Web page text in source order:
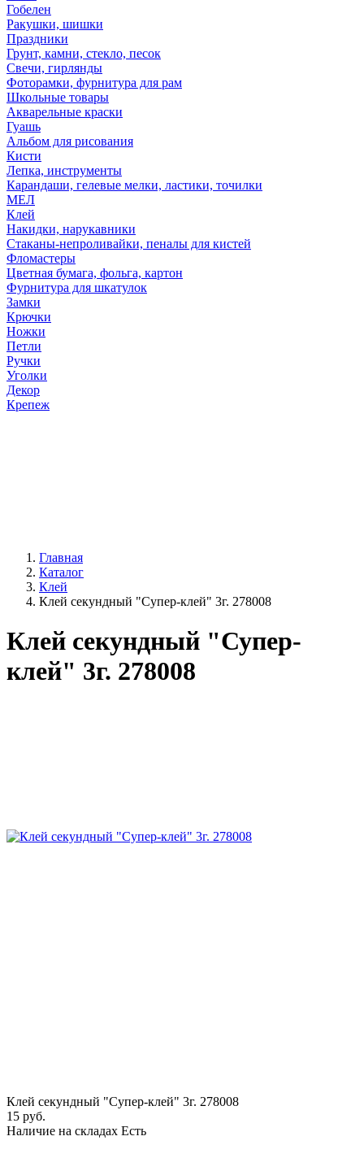
Гобелен
Ракушки, шишки
Праздники
Грунт, камни, стекло, песок
Свечи, гирлянды
Фоторамки, фурнитура для рам
Школьные товары
Акварельные краски
Гуашь
Альбом для рисования
Кисти
Лепка, инструменты
Карандаши, гелевые мелки, ластики, точилки
МЕЛ
Клей
Накидки, нарукавники
Стаканы-непроливайки, пеналы для кистей
Фломастеры
Цветная бумага, фольга, картон
Фурнитура для шкатулок
Замки
Крючки
Ножки
Петли
Ручки
Уголки
Декор
Крепеж
Главная
Каталог
Клей
Клей секундный "Супер-клей" 3г. 278008
Клей секундный "Супер-
клей" 3г. 278008
Клей секундный "Супер-клей" 3г. 278008
15 руб.
Наличие на складах Есть